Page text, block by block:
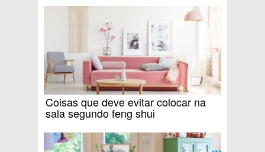
Coisas que deve evitar colocar na
sala segundo feng shui